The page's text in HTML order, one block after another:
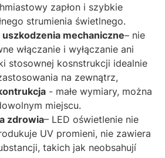
zapłon i szybkie
strumienia świetlnego.
mechaniczne– nie
włączanie i wyłączanie ani
stosownej kosnstrukcji idealnie
na zewnątrz,
- małe wymiary, można
miejscu.
zdrowia– LED oświetlenie nie
UV promieni, nie zawiera
takich jak neobsahují